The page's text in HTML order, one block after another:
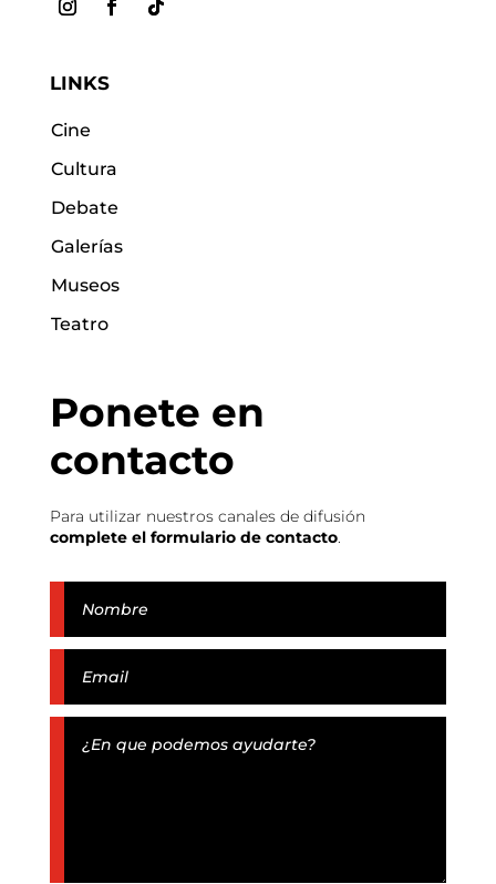
LINKS
Cine
Cultura
Debate
Galerías
Museos
Teatro
Ponete en
contacto
Para utilizar nuestros canales de difusión
complete el formulario de contacto.